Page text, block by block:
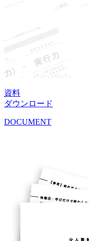
資料
ダウンロード
DOCUMENT